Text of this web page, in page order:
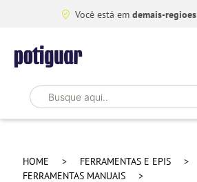
Você está em demais-regioes
HOME
FERRAMENTAS E EPIS
FERRAMENTAS MANUAIS